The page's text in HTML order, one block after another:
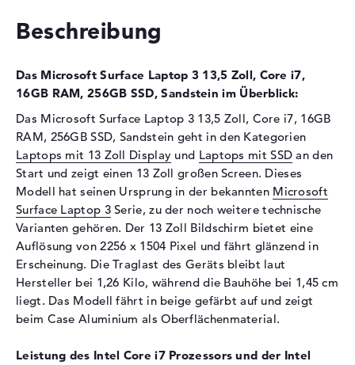
Optische Speicher
Display
Display-Typ
13,5" TFT
Max. Auflösung
2256 x 1504
Besonderheiten
Multi-Touchscreen, glänzend,
LED-Hintergrundbeleuchtung,
IPS Panel
Audio
Soundkarte
Dolby Audio
Mikrofon
vorhanden
Webcam
Sensorauflösung
0,9 MP
Eingabegeräte
Beschreibung
Das Microsoft Surface Laptop 3 13,5 Zoll, Core i7,
16GB RAM, 256GB SSD, Sandstein im Überblick:
Das Microsoft Surface Laptop 3 13,5 Zoll, Core i7, 16GB
RAM, 256GB SSD, Sandstein geht in den Kategorien
Laptops mit 13 Zoll Display und Laptops mit SSD an den
Start und zeigt einen 13 Zoll großen Screen. Dieses
Modell hat seinen Ursprung in der bekannten Microsoft
Surface Laptop 3Serie, zu der noch weitere technische
Varianten gehören. Der 13 Zoll Bildschirm bietet eine
Auflösung von 2256 x 1504 Pixel und fährt glänzend in
Erscheinung. Die Traglast des Geräts bleibt laut
Hersteller bei 1,26 Kilo, während die Bauhöhe bei 1,45 cm
liegt. Das Modell fährt in beige gefärbt auf und zeigt
beim Case Aluminium als Oberflächenmaterial.
Leistung des Intel Core i7 Prozessors und der Intel